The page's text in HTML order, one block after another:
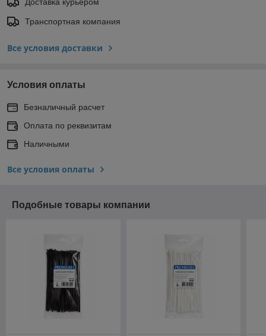
Транспортная компания
Все условия доставки
Условия оплаты
Безналичный расчет
Оплата по реквизитам
Наличными
Все условия оплаты
Подобные товары компании